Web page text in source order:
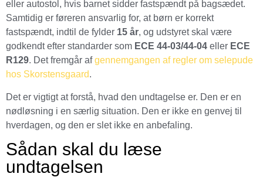
eller autostol, hvis barnet sidder fastspændt på bagsædet.
Samtidig er føreren ansvarlig for, at børn er korrekt
fastspændt, indtil de fylder 15 år, og udstyret skal være
godkendt efter standarder som ECE 44-03/44-04 eller ECE
R129. Det fremgår afgennemgangen af regler om selepude
hos Skorstensgaard.
Det er vigtigt at forstå, hvad den undtagelse er. Den er en
nødløsning i en særlig situation. Den er ikke en genvej til
hverdagen, og den er slet ikke en anbefaling.
Sådan skal du læse
undtagelsen